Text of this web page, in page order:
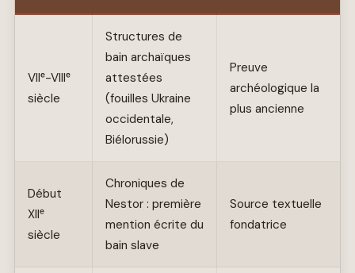
VIIᵉ-VIIIᵉ
siècle
Structures de
bain archaïques
attestées
(fouilles Ukraine
occidentale,
Biélorussie)
Preuve
archéologique la
plus ancienne
Début
XIIᵉ
siècle
Chroniques de
Nestor : première
mention écrite du
bain slave
Source textuelle
fondatrice